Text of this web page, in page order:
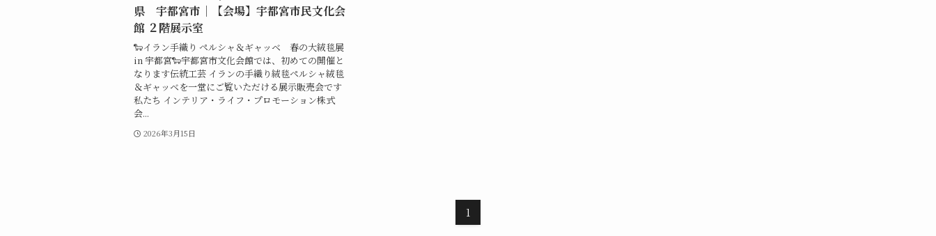
県 宇都宮市｜【会場】宇都宮市民文化会
館 ２階展示室
🐑イラン手織り ペルシャ＆ギャッベ 春の大絨毯展
in 宇都宮🐑宇都宮市文化会館では、初めての開催と
なります伝統工芸 イランの手織り絨毯ペルシャ絨毯
＆ギャッベを一堂にご覧いただける展示販売会です
私たち インテリア・ライフ・プロモーション株式
会...
2026年3月15日
1